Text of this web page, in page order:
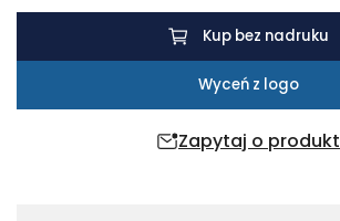
Zapytaj o produkt
Kup bez nadruku
Wyceń z logo